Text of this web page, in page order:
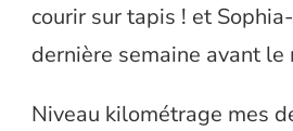
courir sur tapis ! et
dernière semaine avant le
Niveau kilométrage mes